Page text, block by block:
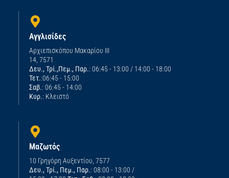
Αγγλισίδες
Αρχιεπισκόπου Μακαρίου ΙΙΙ
14, 7571
Δευ., Τρί.,Πεμ., Παρ.: 06:45 - 13:00 / 14:00 - 18:00
Τετ.:06:45 - 15:00
Σαβ.: 06:45 - 14:00
Κυρ.: Κλειστό
Μαζωτός
10 Γρηγόρη Αυξεντίου, 7577
Δευ., Τρί., Πεμ., Παρ.: 08:00 - 13:00 /